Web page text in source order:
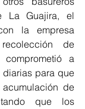
La Guajira, el
la empresa
de
a
diarias para que
de
que los